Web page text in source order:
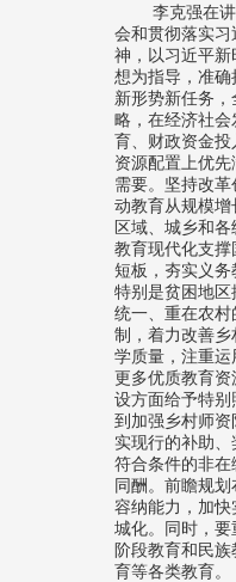
李克强在
会和贯彻落实
神，以习近平
想为指导，准
新形势新任务
略，在经济社
育、财政资金
资源配置上优
需要。坚持改
动教育从规模
区域、城乡和
教育现代化支撑
短板，夯实义
特别是贫困地
统一、重在农
制，着力改善
学质量，注重
更多优质教育
设方面给予特
到加强乡村师
实现行的补助
符合条件的非
同酬。前瞻规
容纳能力，加
城化。同时，要
阶段教育和民
育等各类教育。